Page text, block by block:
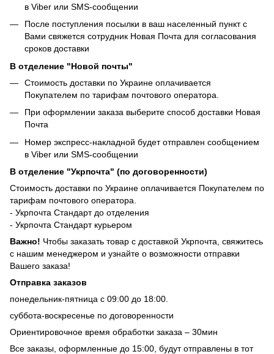
в Viber или SMS-сообщении
После поступления посылки в ваш населенный пункт с
Вами свяжется сотрудник Новая Почта для согласования
сроков доставки
В отделение "Новой почты"
Стоимость доставки по Украине оплачивается
Покупателем по тарифам почтового оператора.
При оформлении заказа выберите способ доставки Новая
Почта
Номер экспресс-накладной будет отправлен сообщением
в Viber или SMS-сообщении
В отделение "Укрпочта" (по договоренности)
Стоимость доставки по Украине оплачивается Покупателем по
тарифам почтового оператора.
- Укрпочта Стандарт до отделения
- Укрпочта Стандарт курьером
Важно! Чтобы заказать товар с доставкой Укрпочта, свяжитесь
с нашим менеджером и узнайте о возможности отправки
Вашего заказа!
Отправка заказов
понедельник-пятница с 09:00 до 18:00.
суббота-воскресенье по договоренности
Ориентировочное время обработки заказа – 30мин
Все заказы, оформленные до 15:00, будут отправлены в тот